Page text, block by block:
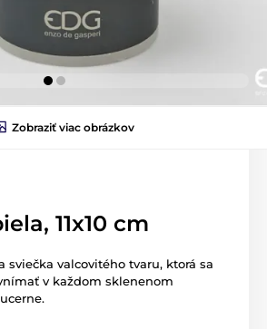
Zobraziť viac obrázkov
11x10 cm
sviečka valcovitého tvaru, ktorá sa
v každom sklenenom